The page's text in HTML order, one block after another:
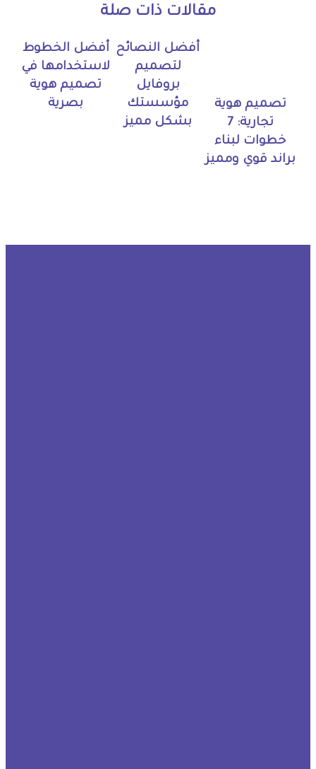
مقالات ذات صلة
تصميم هوية
تجارية: 7
خطوات لبناء
براند قوي ومميز
أفضل النصائح
لتصميم
بروفايل
مؤسستك
بشكل مميز
أفضل الخطوط
لاستخدامها في
تصميم هوية
بصرية